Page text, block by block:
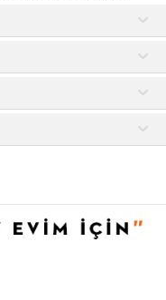
üretilmiştir. Yumuşak
Ayrıca, yatak
böylece uzun
Toplu alımlar
bulunmayan siparişler